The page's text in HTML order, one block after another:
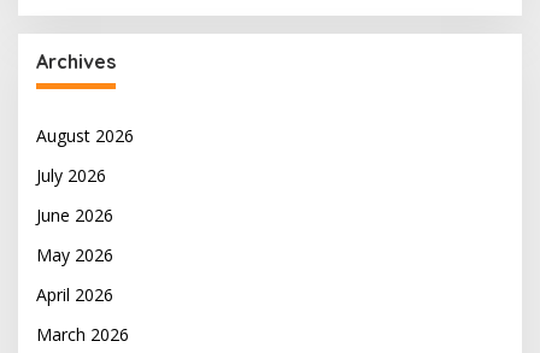
Archives
August 2026
July 2026
June 2026
May 2026
April 2026
March 2026